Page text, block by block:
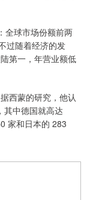
全球市场份额前两
过随着经济的发
第一，年营业额低
西蒙的研究，他认
其中德国就高达
家和日本的 283